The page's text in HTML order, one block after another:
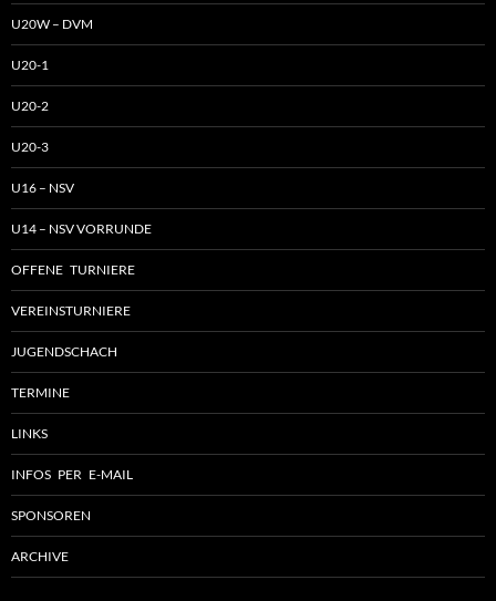
U20W – DVM
U20-1
U20-2
U20-3
U16 – NSV
U14 – NSV VORRUNDE
OFFENE TURNIERE
VEREINSTURNIERE
JUGENDSCHACH
TERMINE
LINKS
INFOS PER E-MAIL
SPONSOREN
ARCHIVE